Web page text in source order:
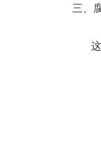
三、腐
这